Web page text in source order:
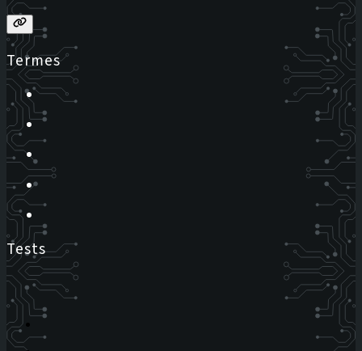
Termes
Tests